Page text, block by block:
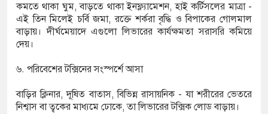
কমতে থাকা ঘুম, বাড়তে থাকা ইনফ্ল্যামেশন, হাই কর্টিসলের মাত্রা -
এই তিন মিলেই চর্বি জমা, রক্তে শর্করা বৃদ্ধি ও বিপাকের গোলমাল
বাড়ায়। দীর্ঘমেয়াদে এগুলো লিভারের কার্যক্ষমতা সরাসরি কমিয়ে
দেয়।
৬. পরিবেশের টক্সিনের সংস্পর্শে আসা
বাড়ির ক্লিনার, দূষিত বাতাস, বিভিন্ন রাসায়নিক - যা শরীরের ভেতরে
নিশ্বাস বা ত্বকের মাধ্যমে ঢোকে, তা লিভারের টক্সিক লোড বাড়ায়।